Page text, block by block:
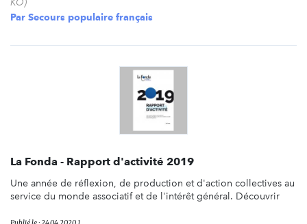
Par Secours populaire français
La Fonda - Rapport d'activité 2019
Une année de réflexion, de production et d'action collectives au
service du monde associatif et de l'intérêt général. Découvrir